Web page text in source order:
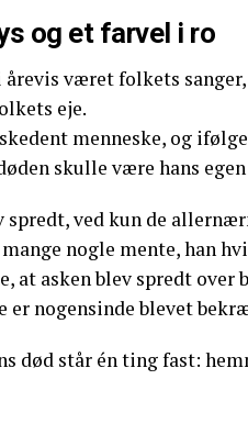
og et farvel i ro
årevis været folkets
eje.
menneske, og
skulle være hans egen
spredt, ved kun de
nogle mente, han
at asken blev spredt over
er nogensinde blevet
død står én ting fast: